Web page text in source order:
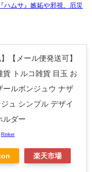
ハムサ』嫉妬や邪視、厄災
】【メール便発送可】
貨 トルコ雑貨 目玉 お
ールボンジュウ ナザ
ュ シンプル デザイ
ルダー
Rinker
楽天市場